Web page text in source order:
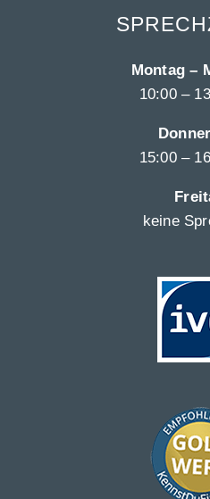
Montag –
10:00 –
15:00 –
keine